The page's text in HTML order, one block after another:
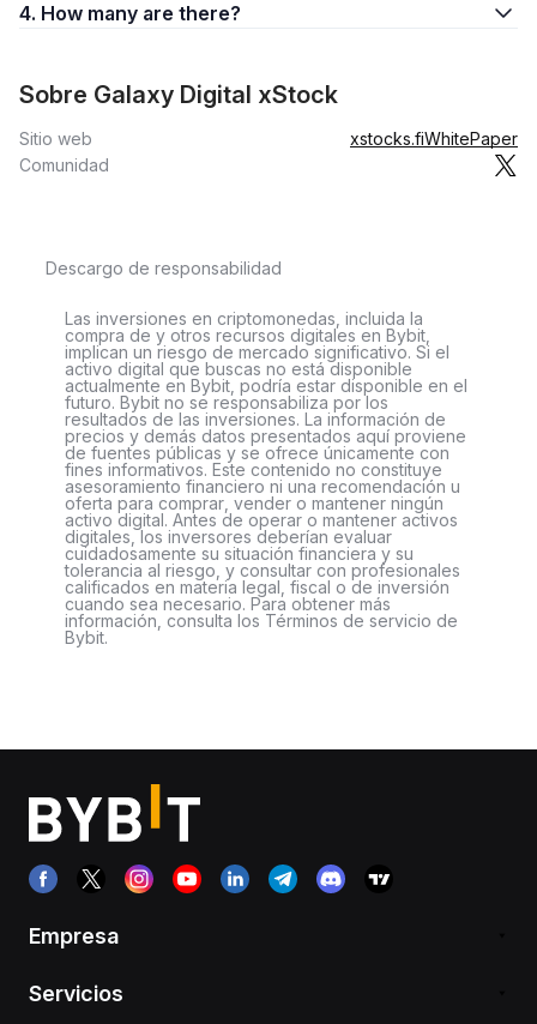
4. How many are there?
Sobre Galaxy Digital xStock
Sitio web xstocks.fiWhitePaper
Comunidad
Descargo de responsabilidad
Las inversiones en criptomonedas, incluida la
compra de y otros recursos digitales en Bybit,
implican un riesgo de mercado significativo. Si el
activo digital que buscas no está disponible
actualmente en Bybit, podría estar disponible en el
futuro. Bybit no se responsabiliza por los
resultados de las inversiones. La información de
precios y demás datos presentados aquí proviene
de fuentes públicas y se ofrece únicamente con
fines informativos. Este contenido no constituye
asesoramiento financiero ni una recomendación u
oferta para comprar, vender o mantener ningún
activo digital. Antes de operar o mantener activos
digitales, los inversores deberían evaluar
cuidadosamente su situación financiera y su
tolerancia al riesgo, y consultar con profesionales
calificados en materia legal, fiscal o de inversión
cuando sea necesario. Para obtener más
información, consulta los Términos de servicio de
Bybit.
Empresa
Servicios